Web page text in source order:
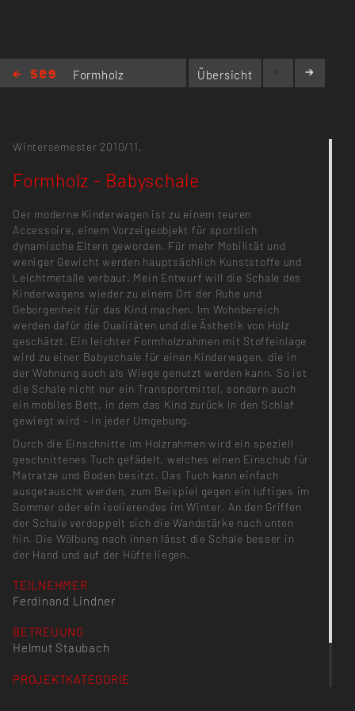
Formholz
Übersicht
Wintersemester 2010/11,
Formholz - Babyschale
Der moderne Kinderwagen ist zu einem teuren
Accessoire, einem Vorzeigeobjekt für sportlich
dynamische Eltern geworden. Für mehr Mobilität und
weniger Gewicht werden hauptsächlich Kunststoffe und
Leichtmetalle verbaut. Mein Entwurf will die Schale des
Kinderwagens wieder zu einem Ort der Ruhe und
Geborgenheit für das Kind machen. Im Wohnbereich
werden dafür die Qualitäten und die Ästhetik von Holz
geschätzt. Ein leichter Formholzrahmen mit Stoffeinlage
wird zu einer Babyschale für einen Kinderwagen, die in
der Wohnung auch als Wiege genutzt werden kann. So ist
die Schale nicht nur ein Transportmittel, sondern auch
ein mobiles Bett, in dem das Kind zurück in den Schlaf
gewiegt wird – in jeder Umgebung.
Durch die Einschnitte im Holzrahmen wird ein speziell
geschnittenes Tuch gefädelt, welches einen Einschub für
Matratze und Boden besitzt. Das Tuch kann einfach
ausgetauscht werden, zum Beispiel gegen ein luftiges im
Sommer oder ein isolierendes im Winter. An den Griffen
der Schale verdoppelt sich die Wandstärke nach unten
hin. Die Wölbung nach innen lässt die Schale besser in
der Hand und auf der Hüfte liegen.
TEILNEHMER
Ferdinand Lindner
BETREUUNG
Helmut Staubach
PROJEKTKATEGORIE